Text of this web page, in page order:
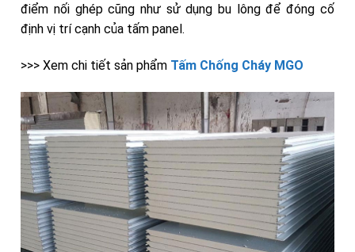
điểm nối ghép cũng như sử dụng bu lông để đóng cố
định vị trí cạnh của tấm panel.
>>> Xem chi tiết sản phẩm Tấm Chống Cháy MGO